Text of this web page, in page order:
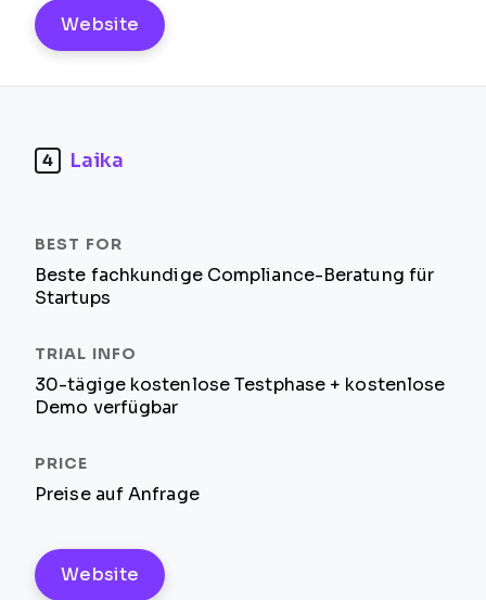
Website
4 Laika
Beste fachkundige Compliance-Beratung für
Startups
30-tägige kostenlose Testphase + kostenlose
Demo verfügbar
Preise auf Anfrage
Website